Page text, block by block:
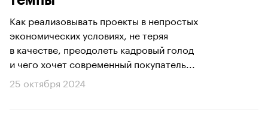
Как реализовывать проекты в непростых
экономических условиях, не теряя
в качестве, преодолеть кадровый голод
и чего хочет современный покупатель...
25 октября 2024